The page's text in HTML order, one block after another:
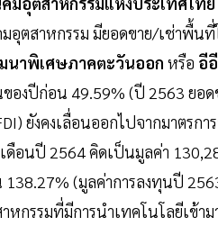
อุตสาหกรรม มียอดขาย/เช่าพื้น
นาพิเศษภาคตะวันออก หรือ อี
ของปีก่อน 49.59% (ปี 2563 ยอ
ยังคงเลื่อนออกไปจากมาตรกา
ดือนปี 2564 คิดเป็นมูลค่า
(มูลค่าการลงทุนปี
กรรมที่มีการนำเทคโนโลยีเข้า